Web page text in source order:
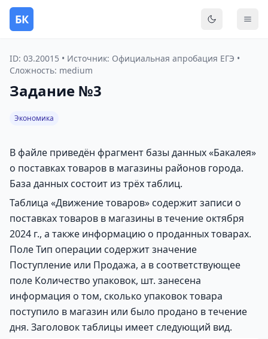
БК
ID: 03.20015 • Источник: Официальная апробация ЕГЭ •
Сложность: medium
Задание №3
Экономика
В файле приведён фрагмент базы данных «Бакалея»
о поставках товаров в магазины районов города.
База данных состоит из трёх таблиц.
Таблица «Движение товаров» содержит записи о
поставках товаров в магазины в течение октября
2024 г., а также информацию о проданных товарах.
Поле Тип операции содержит значение
Поступление или Продажа, а в соответствующее
поле Количество упаковок, шт. занесена
информация о том, сколько упаковок товара
поступило в магазин или было продано в течение
дня. Заголовок таблицы имеет следующий вид.